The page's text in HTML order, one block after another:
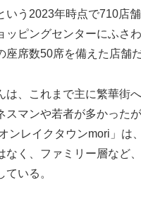
いう2023年時点で710店
ッピングセンターにふさ
座席数50席を備えた店舗だ
、これまで主に繁華街
スマンや若者が多かった
ンレイクタウンmori」は
なく、ファミリー層など
いる。